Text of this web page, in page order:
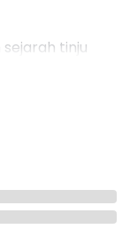
tinju
resminya
dengan
cepatnya.